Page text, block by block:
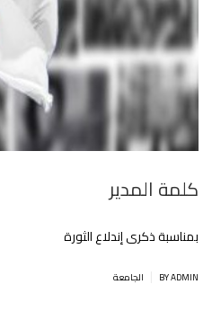
كلمة المدير
بمناسبة ذكرى إندلاع الثورة
BY ADMIN الجامعة